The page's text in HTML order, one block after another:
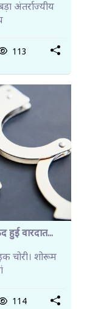
अंतर्राज्यीय
113
हुई वारदात...
चोरी। शोरूम
114